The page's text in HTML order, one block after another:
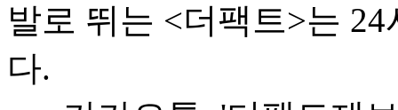
발로 뛰는 <더팩트>는
다.